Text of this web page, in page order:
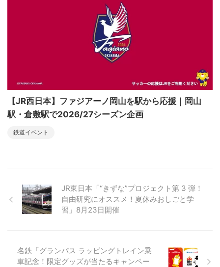
【JR西日本】ファジアーノ岡山を駅から応援｜岡山
駅・倉敷駅で2026/27シーズン企画
鉄道イベント
JR東日本「“きずな”プロジェクト第 3 弾！
自由研究にオススメ！夏休みおしごと学
習」8月23日開催
名鉄「グランパス ラッピングトレイン乗
車記念！限定グッズが当たるキャンペー